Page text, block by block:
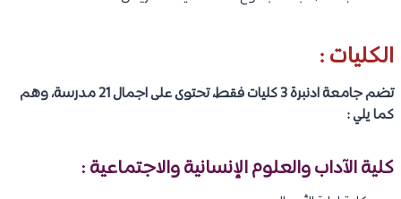
الكليات :
تضم جامعة ادنبرة 3 كليات فقط، تحتوى على اجمال 21 مدرسة، وهم
كما يلي :
كلية الآداب والعلوم الإنسانية والاجتماعية :